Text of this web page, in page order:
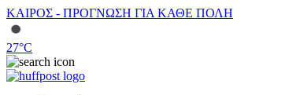
ΚΑΙΡΟΣ - ΠΡΟΓΝΩΣΗ ΓΙΑ ΚΑΘΕ ΠΟΛΗ
27°C